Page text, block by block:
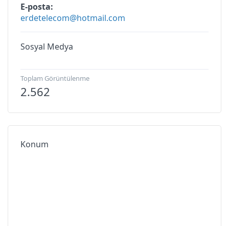
E-posta
erdetelecom@hotmail.com
Sosyal Medya
Toplam Görüntülenme
2.562
Konum